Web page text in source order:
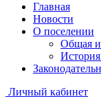
Главная
Новости
О поселении
Общая
Личный кабинет